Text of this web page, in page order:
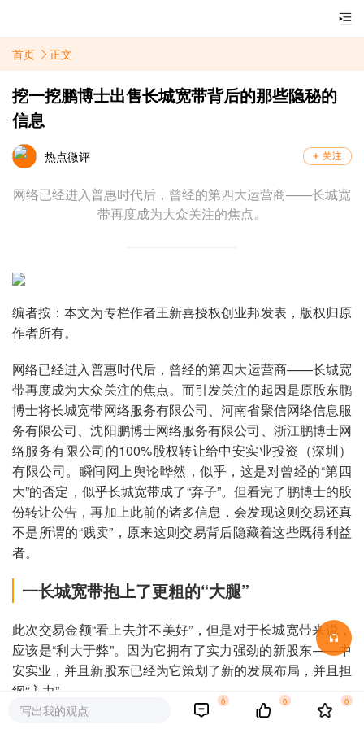
首页 正文
挖一挖鹏博士出售长城宽带背后的那些隐秘的
信息
热点微评
网络已经进入普惠时代后，曾经的第四大运营商——长城宽
带再度成为大众关注的焦点。
编者按：本文为专栏作者王新喜授权创业邦发表，版权归原
作者所有。
网络已经进入普惠时代后，曾经的第四大运营商——长城宽
带再度成为大众关注的焦点。而引发关注的起因是原股东鹏
博士将长城宽带网络服务有限公司、河南省聚信网络信息服
务有限公司、沈阳鹏博士网络服务有限公司、浙江鹏博士网
络服务有限公司的100%股权转让给中安实业投资（深圳）
有限公司。瞬间网上舆论哗然，似乎，这是对曾经的“第四
大”的否定，似乎长城宽带成了“弃子”。但看完了鹏博士的股
份转让公告，再加上此前的诸多信息，会发现这则交易还真
不是所谓的“贱卖”，原来这则交易背后隐藏着这些既得利益
者。
一长城宽带抱上了更粗的“大腿”
此次交易金额“看上去并不美好”，但是对于长城宽带来说，
应该是“利大于弊”。因为它拥有了实力强劲的新股东——中
安实业，并且新股东已经为它策划了新的发展布局，并且担
纲“主力”。
写出我的观点
0 0 0